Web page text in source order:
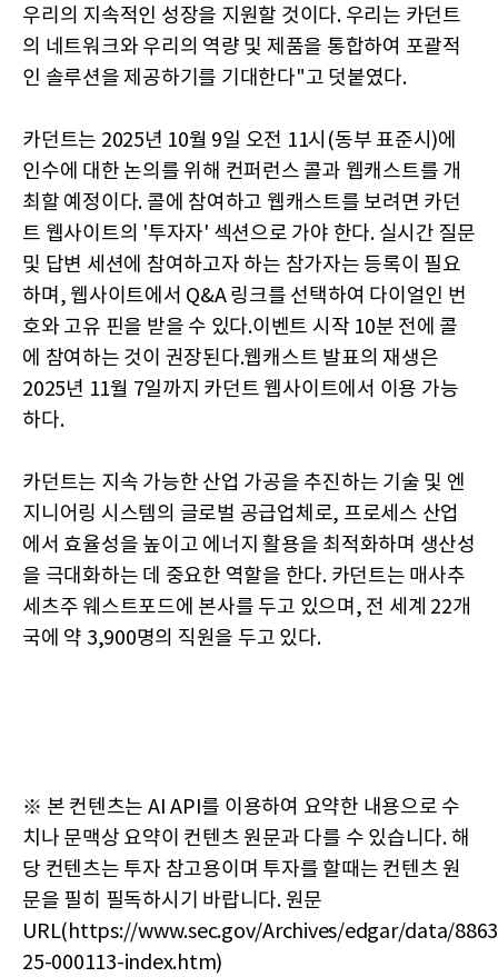
우리의 지속적인 성장을 지원할 것이다. 우리는 카던트
의 네트워크와 우리의 역량 및 제품을 통합하여 포괄적
인 솔루션을 제공하기를 기대한다"고 덧붙였다.
카던트는 2025년 10월 9일 오전 11시(동부 표준시)에
인수에 대한 논의를 위해 컨퍼런스 콜과 웹캐스트를 개
최할 예정이다. 콜에 참여하고 웹캐스트를 보려면 카던
트 웹사이트의 '투자자' 섹션으로 가야 한다. 실시간 질문
및 답변 세션에 참여하고자 하는 참가자는 등록이 필요
하며, 웹사이트에서 Q&A 링크를 선택하여 다이얼인 번
호와 고유 핀을 받을 수 있다.이벤트 시작 10분 전에 콜
에 참여하는 것이 권장된다.웹캐스트 발표의 재생은
2025년 11월 7일까지 카던트 웹사이트에서 이용 가능
하다.
카던트는 지속 가능한 산업 가공을 추진하는 기술 및 엔
지니어링 시스템의 글로벌 공급업체로, 프로세스 산업
에서 효율성을 높이고 에너지 활용을 최적화하며 생산성
을 극대화하는 데 중요한 역할을 한다. 카던트는 매사추
세츠주 웨스트포드에 본사를 두고 있으며, 전 세계 22개
국에 약 3,900명의 직원을 두고 있다.
※ 본 컨텐츠는 AI API를 이용하여 요약한 내용으로 수
치나 문맥상 요약이 컨텐츠 원문과 다를 수 있습니다. 해
당 컨텐츠는 투자 참고용이며 투자를 할때는 컨텐츠 원
문을 필히 필독하시기 바랍니다. 원문
URL(https://www.sec.gov/Archives/edgar/data/
25-000113-index.htm)